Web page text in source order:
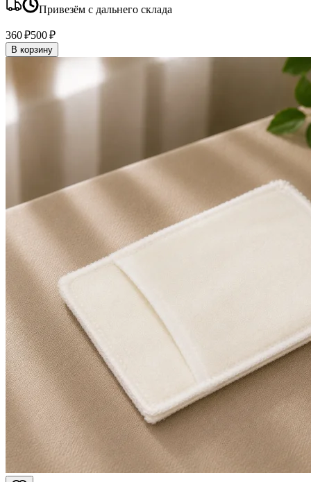
Привезём с дальнего склада
360 ₽500 ₽
В корзину